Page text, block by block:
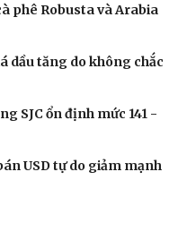
phê Robusta và Arabia
dầu tăng do không chắc
SJC ổn định mức 141 -
USD tự do giảm mạnh